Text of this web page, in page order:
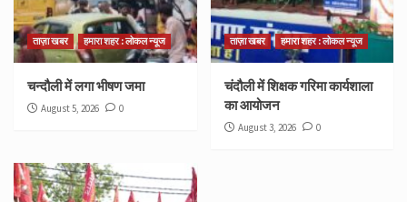
ताज़ा खबर हमारा शहर : लोकल न्यूज
चन्दौली में लगा भीषण जमा
August 5, 2026 0
ताज़ा खबर हमारा शहर : लोकल न्यूज
चंदौली में शिक्षक गरिमा कार्यशाला
का आयोजन
August 3, 2026 0